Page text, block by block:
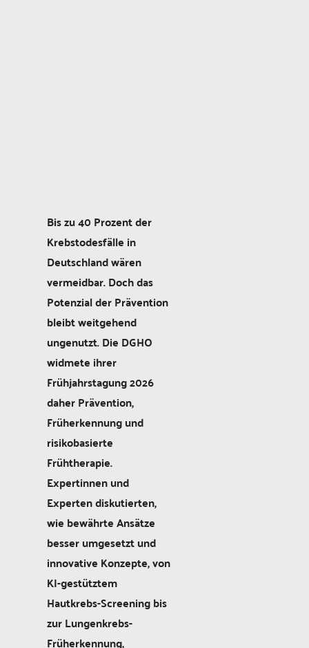
Bis zu 40 Prozent der
Krebstodesfälle in
Deutschland wären
vermeidbar. Doch das
Potenzial der Prävention
bleibt weitgehend
ungenutzt. Die DGHO
widmete ihrer
Frühjahrstagung 2026
daher Prävention,
Früherkennung und
risikobasierte
Frühtherapie.
Expertinnen und
Experten diskutierten,
wie bewährte Ansätze
besser umgesetzt und
innovative Konzepte, von
KI-gestütztem
Hautkrebs-Screening bis
zur Lungenkrebs-
Früherkennung,